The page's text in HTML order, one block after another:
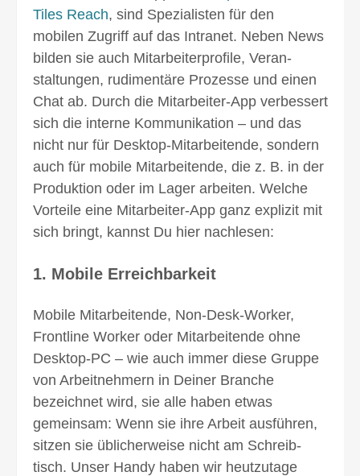
Tiles Reach, sind Spezialisten für den
mobilen Zugriff auf das Intranet. Neben News
bilden sie auch Mit­arbeiter­profile, Veran­
staltungen, rudimentäre Prozesse und einen
Chat ab. Durch die Mitarbeiter-App verbessert
sich die interne Kommuni­kation – und das
nicht nur für Desktop-Mitarbei­tende, sondern
auch für mobile Mitarbei­tende, die z. B. in der
Produktion oder im Lager arbeiten. Welche
Vorteile eine Mitarbeiter-App ganz explizit mit
sich bringt, kannst Du hier nachlesen:
1. Mobile Erreichbarkeit
Mobile Mitarbeitende, Non-Desk-Worker,
Frontline Worker oder Mitarbeitende ohne
Desktop-PC – wie auch immer diese Gruppe
von Arbeit­nehmern in Deiner Branche
bezeichnet wird, sie alle haben etwas
gemeinsam: Wenn sie ihre Arbeit ausführen,
sitzen sie üblicher­weise nicht am Schreib­
tisch. Unser Handy haben wir heutzutage